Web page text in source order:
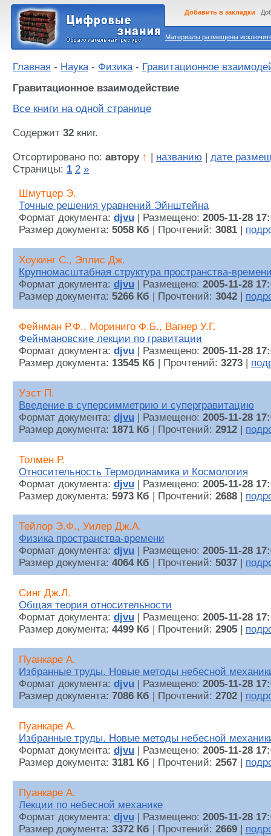
Материалы размещены
Добавить в закладки
Главная - Наука- Физика- Гравитационное
Гравитационное взаимодействие
Все книги на одной странице
Содержит 32 книг.
Отсортировано по: автору ↑ названию
дате
Страницы: 1 2 »
Шмутцер Э.
Точные решения уравнений Эйнштейна
Формат документа: djvu | Размещено: 2005-11-28
Размер документа: 5058 Кб | Прочтений: 3081
Хоукинг С., Эллис Дж.
Крупномасштабная структура пространства-
Формат документа: djvu | Размещено: 2005-11-28
Размер документа: 5266 Кб | Прочтений: 3042
Фейнман Р.Ф., Мориниго Ф.Б., Вагнер У.Г.
Фейнмановские лекции по гравитации
Формат документа: djvu | Размещено: 2005-11-28
Размер документа: 13545 Кб | Прочтений: 3273
Уэст П.
Введение в суперсимметрию и супергравитацию
Формат документа: djvu | Размещено: 2005-11-28
Размер документа: 1871 Кб | Прочтений: 2912
Толмен Р.
Относительность Термодинамика и Космология
Формат документа: djvu | Размещено: 2005-11-28
Размер документа: 5973 Кб | Прочтений: 2688
Тейлор Э.Ф., Уилер Дж.А.
Физика пространства-времени
Формат документа: djvu | Размещено: 2005-11-28
Размер документа: 4064 Кб | Прочтений: 5037
Синг Дж.Л.
Общая теория относительности
Формат документа: djvu | Размещено: 2005-11-28
Размер документа: 4499 Кб | Прочтений: 2905
Пуанкаре А.
Избранные труды. Новые методы небесной
Формат документа: djvu | Размещено: 2005-11-28
Размер документа: 7086 Кб | Прочтений: 2702
Пуанкаре А.
Избранные труды. Новые методы небесной
Формат документа: djvu | Размещено: 2005-11-28
Размер документа: 3181 Кб | Прочтений: 2567
Пуанкаре А.
Лекции по небесной механике
Формат документа: djvu | Размещено: 2005-11-28
Размер документа: 3372 Кб | Прочтений: 2669